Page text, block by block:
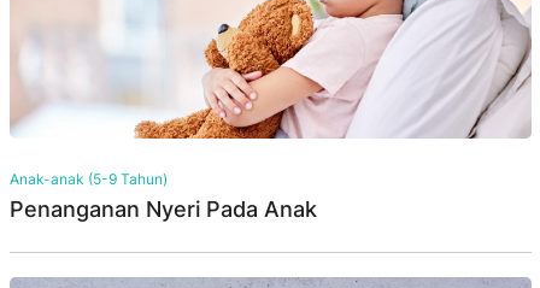
Anak-anak (5-9 Tahun)
Penanganan Nyeri Pada Anak